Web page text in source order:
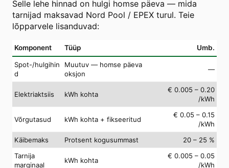
Selle lehe hinnad on hulgi homse päeva — mida
tarnijad maksavad Nord Pool / EPEX turul. Teie
lõpparvele lisanduvad:
Komponent Tüüp Umb.
Spot-/hulgihin
d
Muutuv — homse päeva
oksjon
—
Elektriaktsiis kWh kohta
€ 0.005 – 0.20
/kWh
Võrgutasud kWh kohta + fikseeritud
€ 0.05 – 0.15
/kWh
Käibemaks
Protsent kogusummast
20 – 25 %
Tarnija
marginaal
kWh kohta
€ 0.005 – 0.05
/kWh